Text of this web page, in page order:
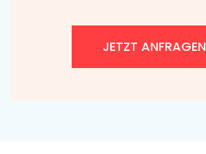
JETZT ANFRAGEN